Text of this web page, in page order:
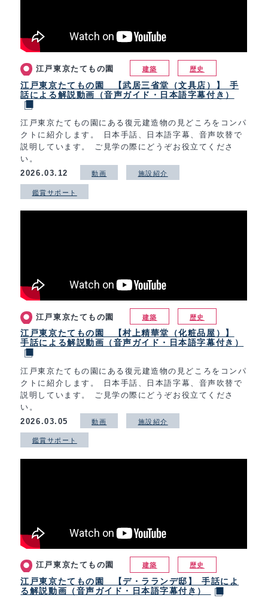
江戸東京たてもの園 建築 歴史
江戸東京たてもの園 【武居三省堂（文具店）】 手
話による解説動画（音声ガイド・日本語字幕付き）
江戸東京たてもの園にある復元建造物の見どころをコンパ
クトに紹介します。 日本手話、日本語字幕、音声吹替で
説明しています。 ご見学の際にどうぞお役立てくださ
い。
2026.03.12
動画 施設紹介
鑑賞サポート
江戸東京たてもの園 建築 歴史
江戸東京たてもの園 【村上精華堂（化粧品屋）】
手話による解説動画（音声ガイド・日本語字幕付き）
江戸東京たてもの園にある復元建造物の見どころをコンパ
クトに紹介します。 日本手話、日本語字幕、音声吹替で
説明しています。 ご見学の際にどうぞお役立てくださ
い。
2026.03.05
動画 施設紹介
鑑賞サポート
江戸東京たてもの園 建築 歴史
江戸東京たてもの園 【デ・ラランデ邸】 手話によ
る解説動画（音声ガイド・日本語字幕付き）